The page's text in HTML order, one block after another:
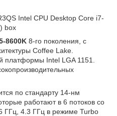
Intel CPU Desktop Core i7-
box
8600K 8-го поколения, с
Coffee Lake.
платформы Intel LGA 1151.
по стандарту 14-нм
работают в 6 потоков со
ГГц, 4.3 ГГц в режиме Turbo